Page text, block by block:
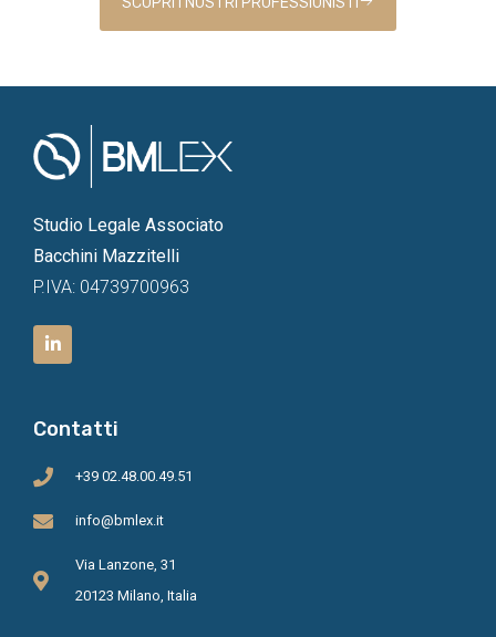
Studio Legale Associato
Bacchini Mazzitelli
P.IVA: 04739700963
Contatti
+39 02.48.00.49.51
info@bmlex.it
Via Lanzone, 31
20123 Milano, Italia